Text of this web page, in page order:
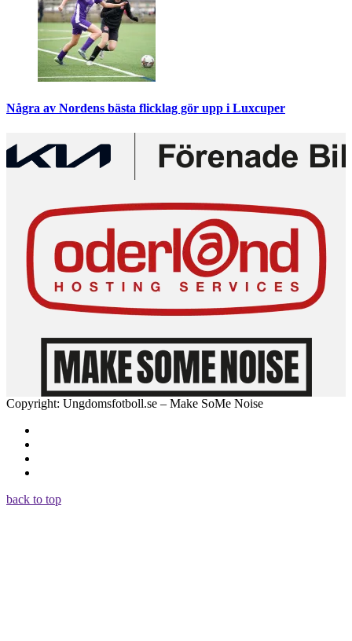
Några av Nordens bästa flicklag gör upp i Luxcuper
Copyright: Ungdomsfotboll.se – Make SoMe Noise
back to top